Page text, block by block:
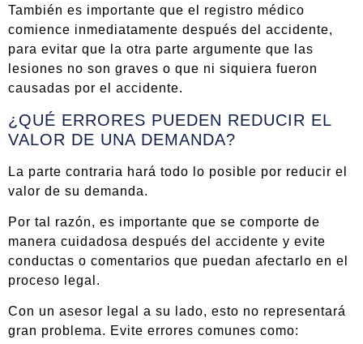
También es importante que el registro médico
comience inmediatamente después del accidente,
para evitar que la otra parte argumente que las
lesiones no son graves o que ni siquiera fueron
causadas por el accidente.
¿QUÉ ERRORES PUEDEN REDUCIR EL
VALOR DE UNA DEMANDA?
La parte contraria hará todo lo posible por reducir el
valor de su demanda.
Por tal razón, es importante que se comporte de
manera cuidadosa después del accidente y evite
conductas o comentarios que puedan afectarlo en el
proceso legal.
Con un asesor legal a su lado, esto no representará
gran problema. Evite errores comunes como: